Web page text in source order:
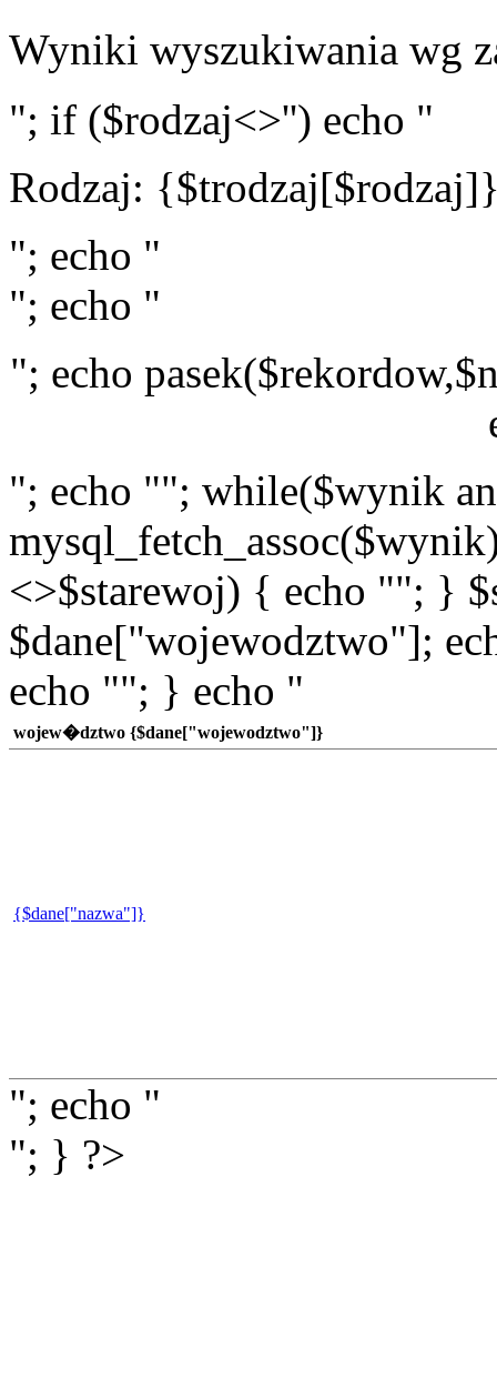
Wyniki wyszukiwania wg
"; if ($rodzaj<>'') echo "
Rodzaj:
"; echo "
"; echo "
"; echo
"; echo ""; while($wynik
<>$starewoj) { echo ""; }
$dane["wojewodztwo"];
echo ""; } echo "
wojew�dztwo {$dane["wojewodztwo"]}
{$dane["nazwa"]}
"; echo "
"; } ?>